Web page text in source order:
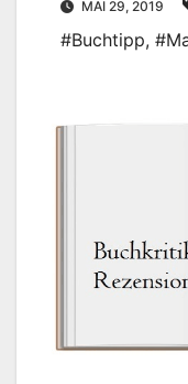
MAI 29, 2019
#Buchtipp,